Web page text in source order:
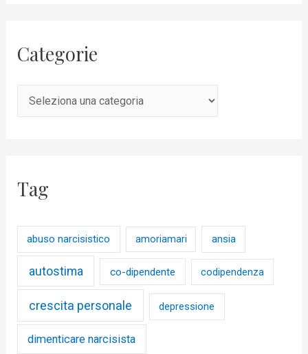
Categorie
Tag
abuso narcisistico amoriamari ansia
autostima co-dipendente codipendenza
crescita personale depressione
dimenticare narcisista